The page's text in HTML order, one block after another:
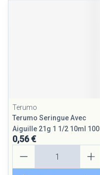
Terumo
Terumo Seringue Avec
Aiguille 21g 1 1/2 10ml 100
0,56 €